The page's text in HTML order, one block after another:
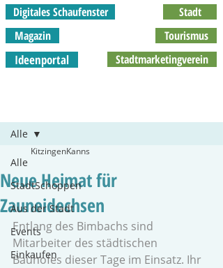
Stadt
Digitales Schaufenster
Magazin
Ideenportal
Tourismus
Stadtmarketingverein
Alle
StadtSchoppen
Aus der Stadt
Events
Einkaufen
Alle
Neue Heimat für
Zauneidechsen
KitzingenKanns
Entlang des Bimbachs sind
Mitarbeiter des städtischen
Bauhofes dieser Tage im Einsatz. Ihr